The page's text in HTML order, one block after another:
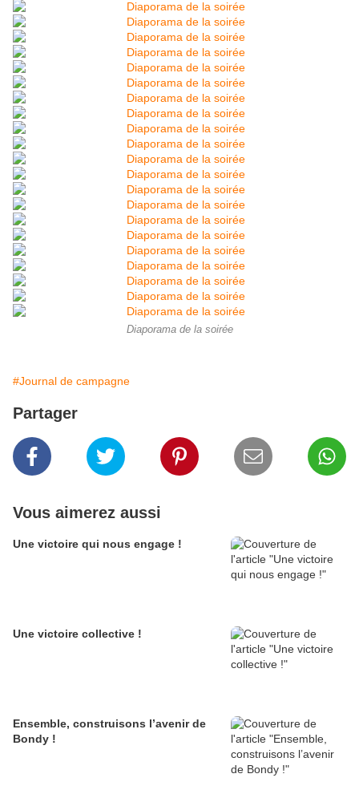
Diaporama de la soirée
#Journal de campagne
Partager
Vous aimerez aussi
Une victoire qui nous engage !
Une victoire collective !
Ensemble, construisons l’avenir de
Bondy !